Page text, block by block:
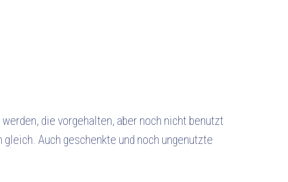
die vorgehalten, aber noch nicht benutzt
Auch geschenkte und noch ungenutzte